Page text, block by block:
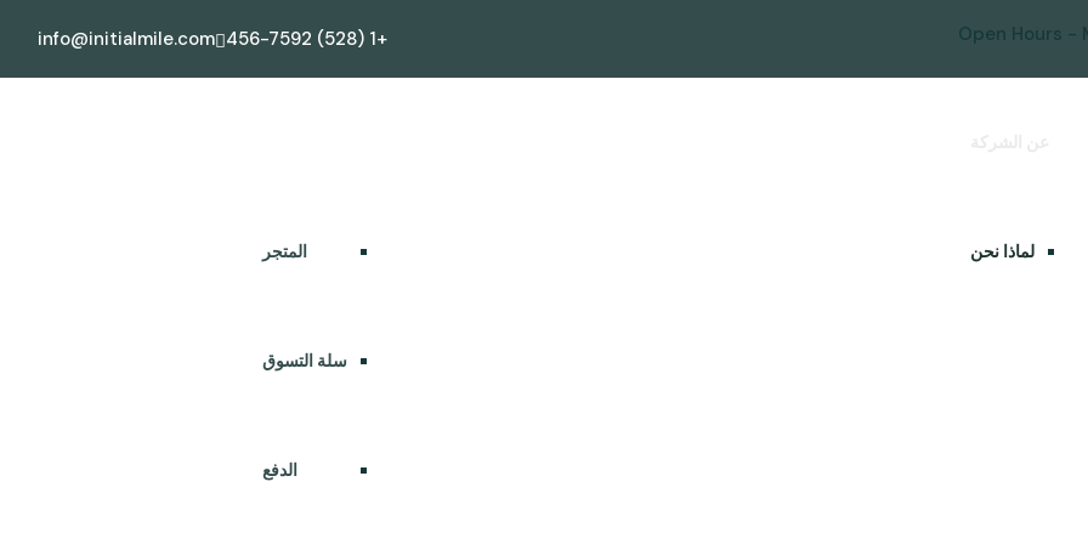
Open Hours -
+1 (528) 456-7592
info@initialmile.com
لماذا نحن المتجر
سلة التسوق
الدفع